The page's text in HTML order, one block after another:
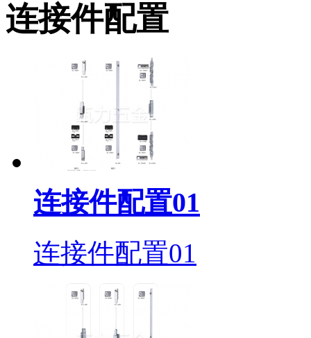
连接件配置
连接件配置01
连接件配置01